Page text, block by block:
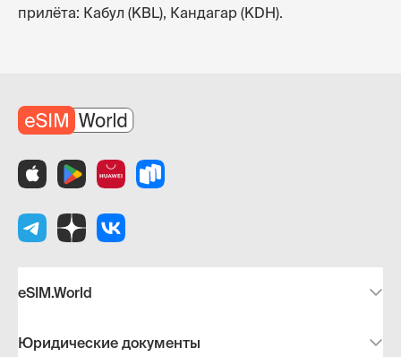
прилёта: Кабул (KBL), Кандагар (KDH).
eSIM.World
Юридические документы